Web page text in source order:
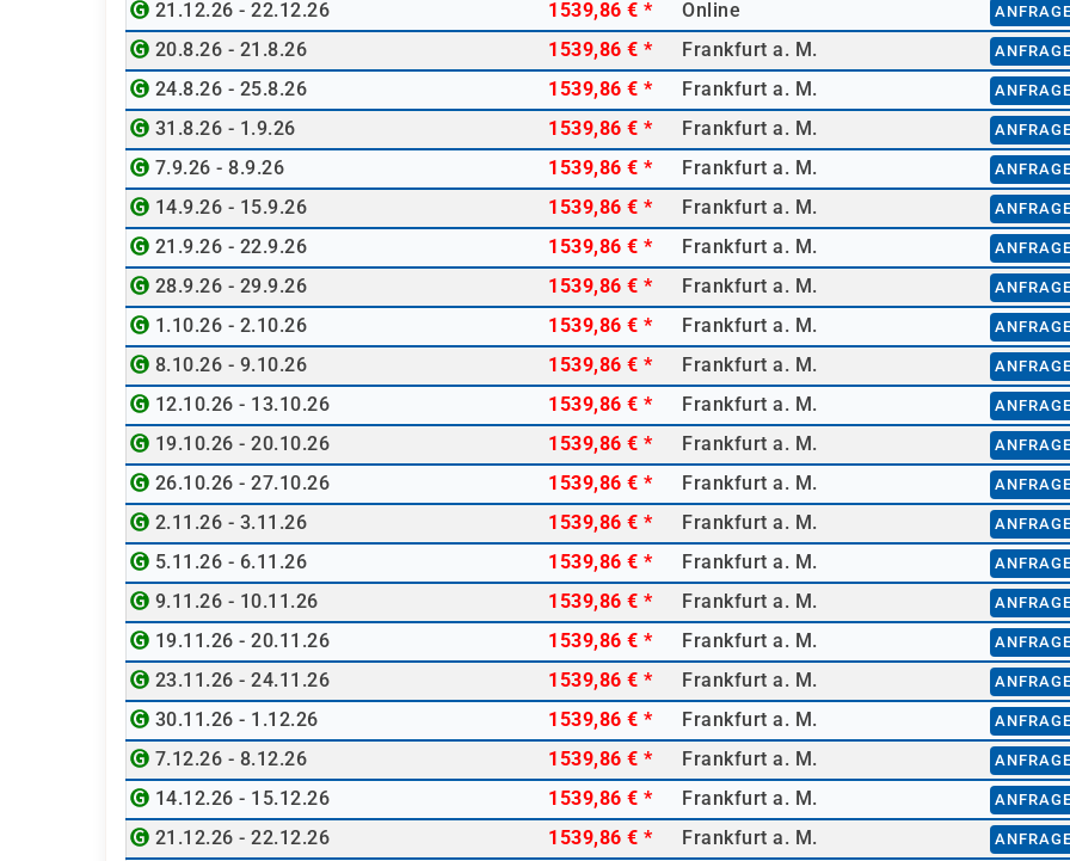
21.12.26 - 22.12.26 1539,86 € * Online
20.8.26 - 21.8.26 1539,86 € * Frankfurt a. M.
24.8.26 - 25.8.26 1539,86 € * Frankfurt a. M.
31.8.26 - 1.9.26 1539,86 € * Frankfurt a. M.
7.9.26 - 8.9.26 1539,86 € * Frankfurt a. M.
14.9.26 - 15.9.26 1539,86 € * Frankfurt a. M.
21.9.26 - 22.9.26 1539,86 € * Frankfurt a. M.
28.9.26 - 29.9.26 1539,86 € * Frankfurt a. M.
1.10.26 - 2.10.26 1539,86 € * Frankfurt a. M.
8.10.26 - 9.10.26 1539,86 € * Frankfurt a. M.
12.10.26 - 13.10.26 1539,86 € * Frankfurt a. M.
19.10.26 - 20.10.26 1539,86 € * Frankfurt a. M.
26.10.26 - 27.10.26 1539,86 € * Frankfurt a. M.
2.11.26 - 3.11.26 1539,86 € * Frankfurt a. M.
5.11.26 - 6.11.26 1539,86 € * Frankfurt a. M.
9.11.26 - 10.11.26 1539,86 € * Frankfurt a. M.
19.11.26 - 20.11.26 1539,86 € * Frankfurt a. M.
23.11.26 - 24.11.26 1539,86 € * Frankfurt a. M.
30.11.26 - 1.12.26 1539,86 € * Frankfurt a. M.
7.12.26 - 8.12.26 1539,86 € * Frankfurt a. M.
14.12.26 - 15.12.26 1539,86 € * Frankfurt a. M.
21.12.26 - 22.12.26 1539,86 € * Frankfurt a. M.